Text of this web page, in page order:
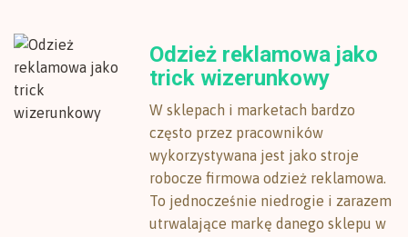
Odzież reklamowa jako
trick wizerunkowy
W sklepach i marketach bardzo
często przez pracowników
wykorzystywana jest jako stroje
robocze firmowa odzież reklamowa.
To jednocześnie niedrogie i zarazem
utrwalające markę danego sklepu w